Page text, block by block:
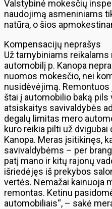
Valstybinė mokesčių
naudojimą asmeniniams
natūra, o šios
Kompensacijų neprašys
Už tarnybiniams
automobilį p. Kanopa
nuomos mokesčio, nei
nusidėvėjimą.
štai į automobilio baką pils
atsiskaitys savivaldybės
degalų limitas mero
kuro reikia pilti už
Kanopa. Meras įsitikinęs,
savivaldybėms – per
patį mano ir kitų rajonų
išriedėjęs iš prekybos
vertės. Nemažai kainuoja
remontas. Ketinu
automobiliais“, – sakė